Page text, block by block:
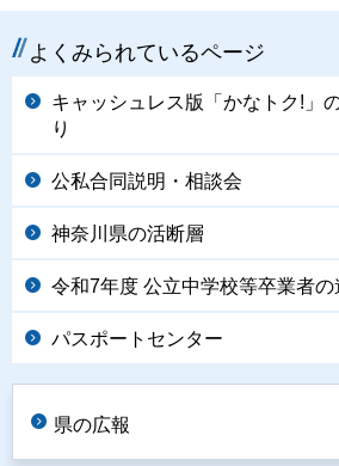
よくみられているページ
キャッシュレス版「かなトク!」
り
公私合同説明・相談会
神奈川県の活断層
令和7年度 公立中学校等卒業者の
パスポートセンター
県の広報